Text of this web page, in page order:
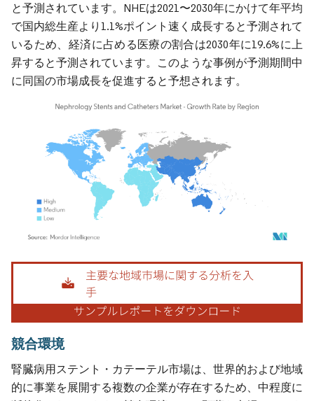
と予測されています。NHEは2021〜2030年にかけて年平均
で国内総生産より1.1%ポイント速く成長すると予測されて
いるため、経済に占める医療の割合は2030年に19.6%に上
昇すると予測されています。このような事例が予測期間中
に同国の市場成長を促進すると予想されます。
画像 © Mordor Intelligence。再利用にはCC BY 4.0の表示が必要です。
競合環境
腎臓病用ステント・カテーテル市場は、世界的および地域
的に事業を展開する複数の企業が存在するため、中程度に